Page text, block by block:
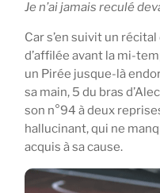
Je n’ai jamais reculé
Car s’en suivit un
d’affilée avant la mi-
un Pirée jusque-là
sa main, 5 du bras
son n°94 à deux
hallucinant, qui ne
acquis à sa cause.